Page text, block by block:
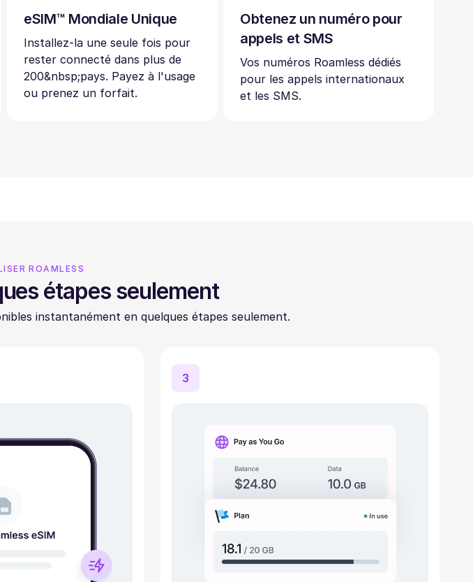
eSIM™ Mondiale Unique
Installez-la une seule fois pour
rester connecté dans plus de
200&nbsp;pays. Payez à l'usage
ou prenez un forfait.
Obtenez un numéro pour
appels et SMS
Vos numéros Roamless dédiés
pour les appels internationaux
et les SMS.
ROAMLESS
étapes seulement
instantanément en quelques étapes seulement.
3